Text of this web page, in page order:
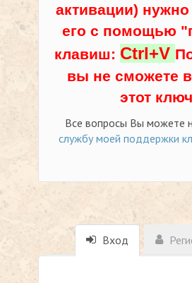
активации) нужно
его с помощью
клавиш: Ctrl+V
вы не сможете
этот
Все вопросы Вы можете
службу моей поддержки
Вход